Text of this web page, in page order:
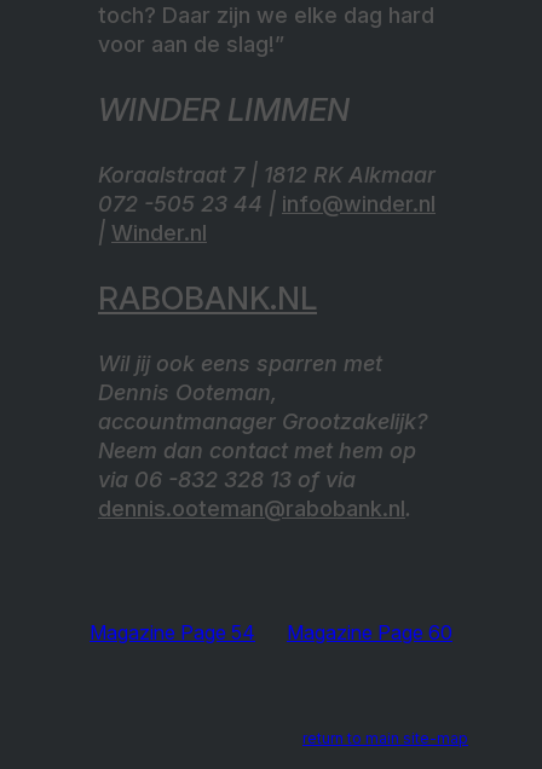
toch? Daar zijn we elke dag hard
voor aan de slag!”
WINDER LIMMEN
Koraalstraat 7 | 1812 RK Alkmaar
072 -505 23 44 | info@winder.nl
| Winder.nl
RABOBANK.NL
Wil jij ook eens sparren met
Dennis Ooteman,
accountmanager Grootzakelijk?
Neem dan contact met hem op
via 06 -832 328 13 of via
dennis.ooteman@rabobank.nl.
Magazine Page 54 Magazine Page 60
return to main site-map